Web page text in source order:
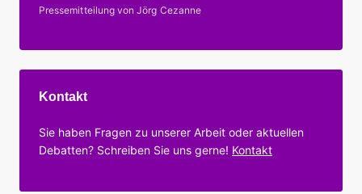
Pressemitteilung von Jörg Cezanne
Kontakt
Sie haben Fragen zu unserer Arbeit oder aktuellen
Debatten? Schreiben Sie uns gerne! Kontakt